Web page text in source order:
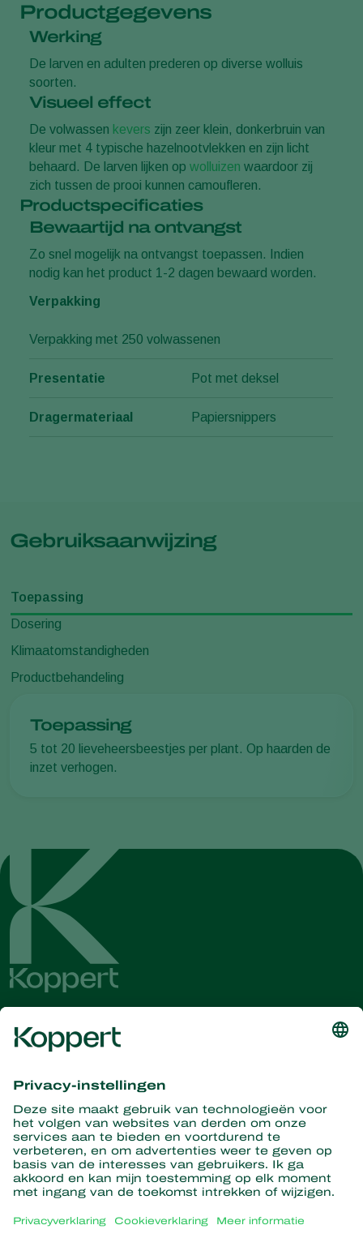
Productgegevens
Werking
De larven en adulten prederen op diverse wolluis
soorten.
Visueel effect
De volwassen kevers zijn zeer klein, donkerbruin van
kleur met 4 typische hazelnootvlekken en zijn licht
behaard. De larven lijken op wolluizen waardoor zij
zich tussen de prooi kunnen camoufleren.
Productspecificaties
Bewaartijd na ontvangst
Zo snel mogelijk na ontvangst toepassen. Indien
nodig kan het product 1-2 dagen bewaard worden.
Verpakking
Verpakking met 250 volwassenen
Presentatie Pot met deksel
Dragermateriaal Papiersnippers
Gebruiksaanwijzing
Toepassing
Dosering
Klimaatomstandigheden
Productbehandeling
Toepassing
5 tot 20 lieveheersbeestjes per plant. Op haarden de
inzet verhogen.
Ontvang het laatste nieuws en
informatie
Hier aanmelden
Partners with Nature
Roofmijten
Roofinsecten